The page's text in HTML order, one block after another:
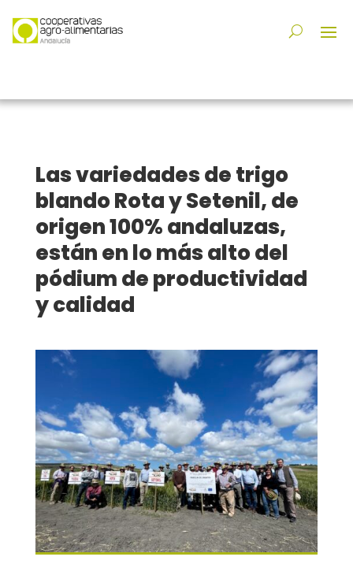
Las variedades de trigo
blando Rota y Setenil, de
origen 100% andaluzas,
están en lo más alto del
pódium de productividad
y calidad